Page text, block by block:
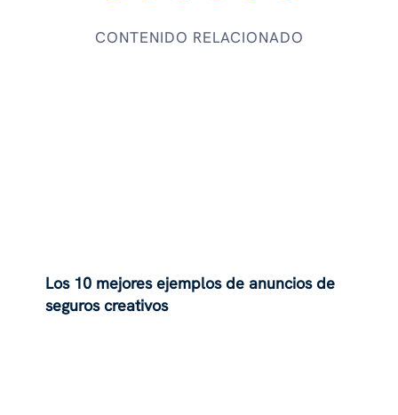
CONTENIDO RELACIONADO
Los 10 mejores ejemplos de anuncios de
seguros creativos